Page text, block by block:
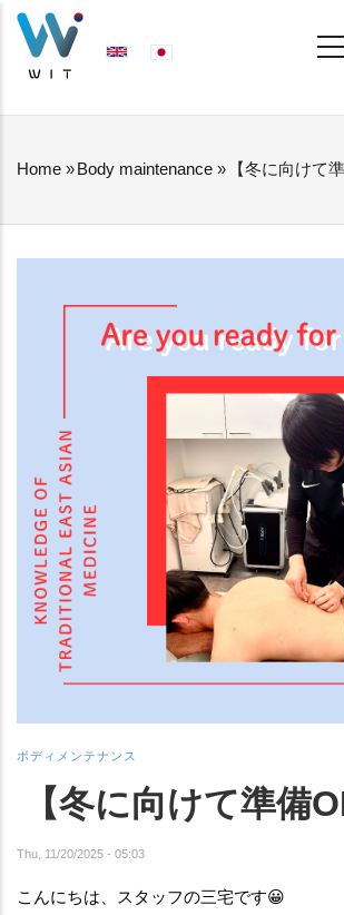
Skip
BREADCRUMB
Home »Body maintenance » 【冬に向けて
ボディメンテナンス
【冬に向けて準備
Thu, 11/20/2025 - 05:03
こんにちは、スタッフの三宅です😀